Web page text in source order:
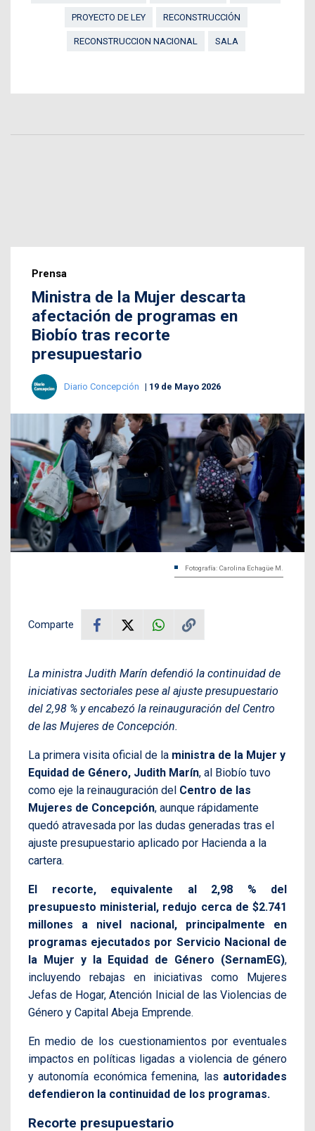
PROYECTO DE LEY RECONSTRUCCIÓN
RECONSTRUCCION NACIONAL SALA
Prensa
Ministra de la Mujer descarta
afectación de programas en
Biobío tras recorte
presupuestario
Diario Concepción 19 de Mayo 2026
Fotografía: Carolina Echagüe M.
Comparte
La ministra Judith Marín defendió la continuidad de
iniciativas sectoriales pese al ajuste presupuestario
del 2,98 % y encabezó la reinauguración del Centro
de las Mujeres de Concepción.
La primera visita oficial de la ministra de la Mujer y
Equidad de Género, Judith Marín, al Biobío tuvo
como eje la reinauguración del Centro de las
Mujeres de Concepción, aunque rápidamente
quedó atravesada por las dudas generadas tras el
ajuste presupuestario aplicado por Hacienda a la
cartera.
El recorte, equivalente al 2,98 % del
presupuesto ministerial, redujo cerca de $2.741
millones a nivel nacional, principalmente en
programas ejecutados por Servicio Nacional de
la Mujer y la Equidad de Género (SernamEG),
incluyendo rebajas en iniciativas como Mujeres
Jefas de Hogar, Atención Inicial de las Violencias de
Género y Capital Abeja Emprende.
En medio de los cuestionamientos por eventuales
impactos en políticas ligadas a violencia de género
y autonomía económica femenina, las autoridades
defendieron la continuidad de los programas.
Recorte presupuestario